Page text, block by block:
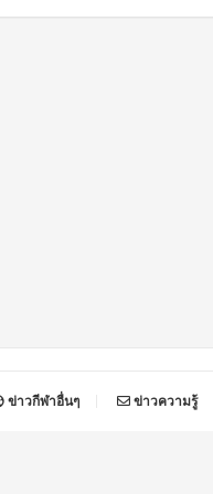
ข่าวกีฬาอื่นๆ ข่าวความรู้